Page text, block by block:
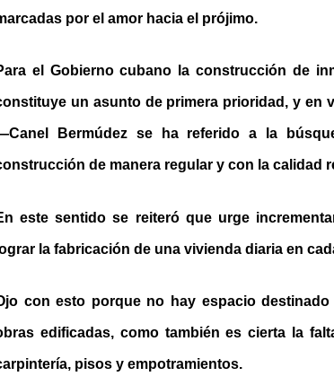
por el amor hacia el prójimo.
el Gobierno cubano la construcción de
un asunto de primera prioridad, y en
Bermúdez se ha referido a la
de manera regular y con la calidad
este sentido se reiteró que urge
la fabricación de una vivienda diaria en
con esto porque no hay espacio
edificadas, como también es cierta la
pisos y empotramientos.